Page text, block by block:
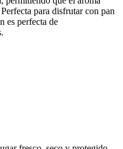
para disfrutar con pan
es perfecta de